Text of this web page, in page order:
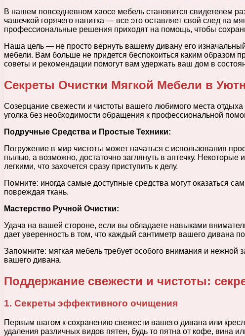
В нашем повседневном хаосе мебель становится свидетелем
чашечкой горячего напитка — все это оставляет свой след на
профессиональные решения приходят на помощь, чтобы
Наша цель — не просто вернуть вашему дивану его
мебели. Вам больше не придется беспокоиться каким образом
советы и рекомендации помогут вам удержать ваш дом в
Секреты Очистки Мягкой Мебели в
Созерцание свежести и чистоты вашего любимого места
уголка без необходимости обращения к профессиональной
Подручные Средства и Простые Техники:
Погружение в мир чистоты может начаться с использования
пылью, а возможно, достаточно заглянуть в аптечку.
легкими, что захочется сразу приступить к делу.
Помните: иногда самые доступные средства могут оказаться
повреждая ткань.
Мастерство Ручной Очистки:
Удача на вашей стороне, если вы обладаете навыками
дает уверенность в том, что каждый сантиметр вашего дивана
Запомните: мягкая мебель требует особого внимания и нежной
вашего дивана.
Поддержание свежести и чистоты:
1. Секреты эффективного очищения
Первым шагом к сохранению свежести вашего дивана или
удаления различных видов пятен, будь то пятна от кофе, вина